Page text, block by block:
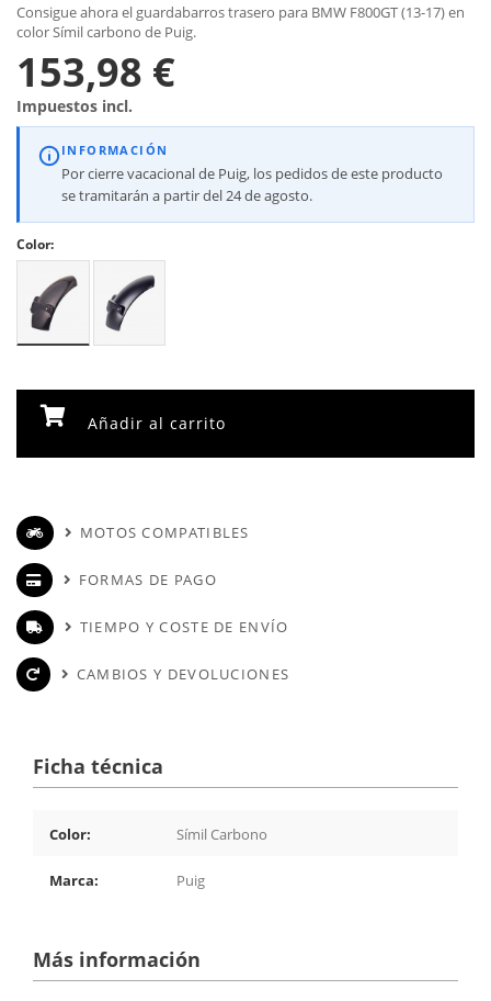
Consigue ahora el guardabarros trasero para BMW F800GT (13-17) en
color Símil carbono de Puig.
153,98 €
Impuestos incl.
INFORMACIÓN
Por cierre vacacional de Puig, los pedidos de este producto
se tramitarán a partir del 24 de agosto.
Color:
Añadir al carrito
MOTOS COMPATIBLES
FORMAS DE PAGO
TIEMPO Y COSTE DE ENVÍO
CAMBIOS Y DEVOLUCIONES
Ficha técnica
Color: Símil Carbono
Marca: Puig
Más información